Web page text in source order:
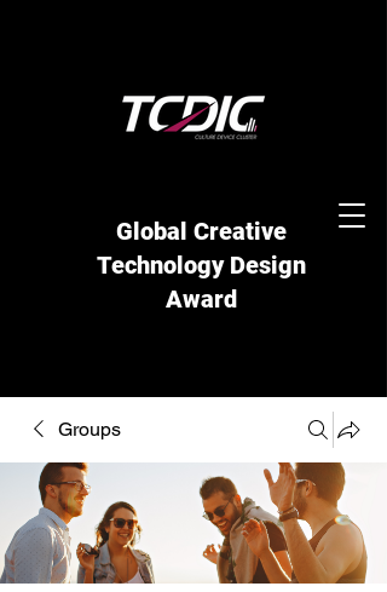
Global Creative
Technology Design
Award
Groups